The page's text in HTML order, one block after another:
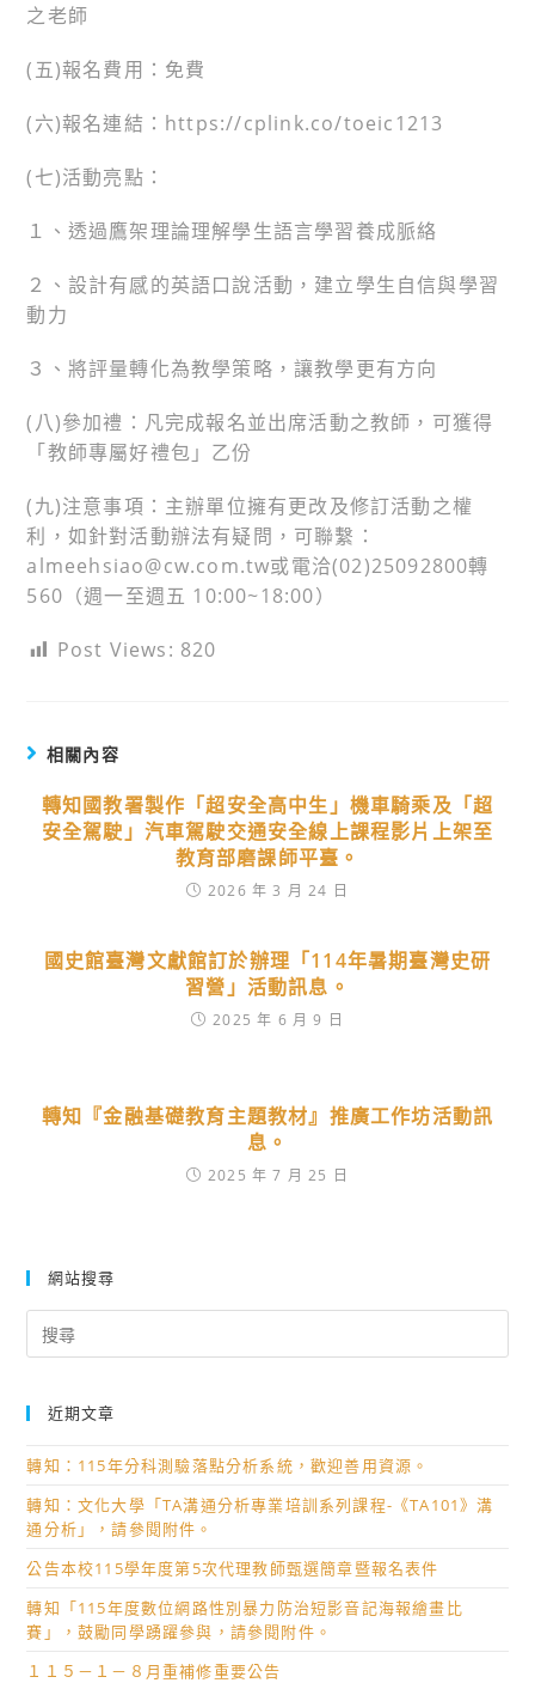
之老師
(五)報名費用：免費
(六)報名連結：https://cplink.co/toeic1213
(七)活動亮點：
１、透過鷹架理論理解學生語言學習養成脈絡
２、設計有感的英語口說活動，建立學生自信與學習
動力
３、將評量轉化為教學策略，讓教學更有方向
(八)參加禮：凡完成報名並出席活動之教師，可獲得
「教師專屬好禮包」乙份
(九)注意事項：主辦單位擁有更改及修訂活動之權
利，如針對活動辦法有疑問，可聯繫：
almeehsiao@cw.com.tw或電洽(02)25092800轉
560（週一至週五 10:00~18:00）
Post Views: 820
相關內容
轉知國教署製作「超安全高中生」機車騎乘及「超
安全駕駛」汽車駕駛交通安全線上課程影片上架至
教育部磨課師平臺。
2026 年 3 月 24 日
國史館臺灣文獻館訂於辦理「114年暑期臺灣史研
習營」活動訊息。
2025 年 6 月 9 日
轉知『金融基礎教育主題教材』推廣工作坊活動訊
息。
2025 年 7 月 25 日
網站搜尋
for:
近期文章
轉知：115年分科測驗落點分析系統，歡迎善用資源。
轉知：文化大學「TA溝通分析專業培訓系列課程-《TA101》溝
通分析」，請參閱附件。
公告本校115學年度第5次代理教師甄選簡章暨報名表件
轉知「115年度數位網路性別暴力防治短影音記海報繪畫比
賽」，鼓勵同學踴躍參與，請參閱附件。
１１５－１－８月重補修重要公告